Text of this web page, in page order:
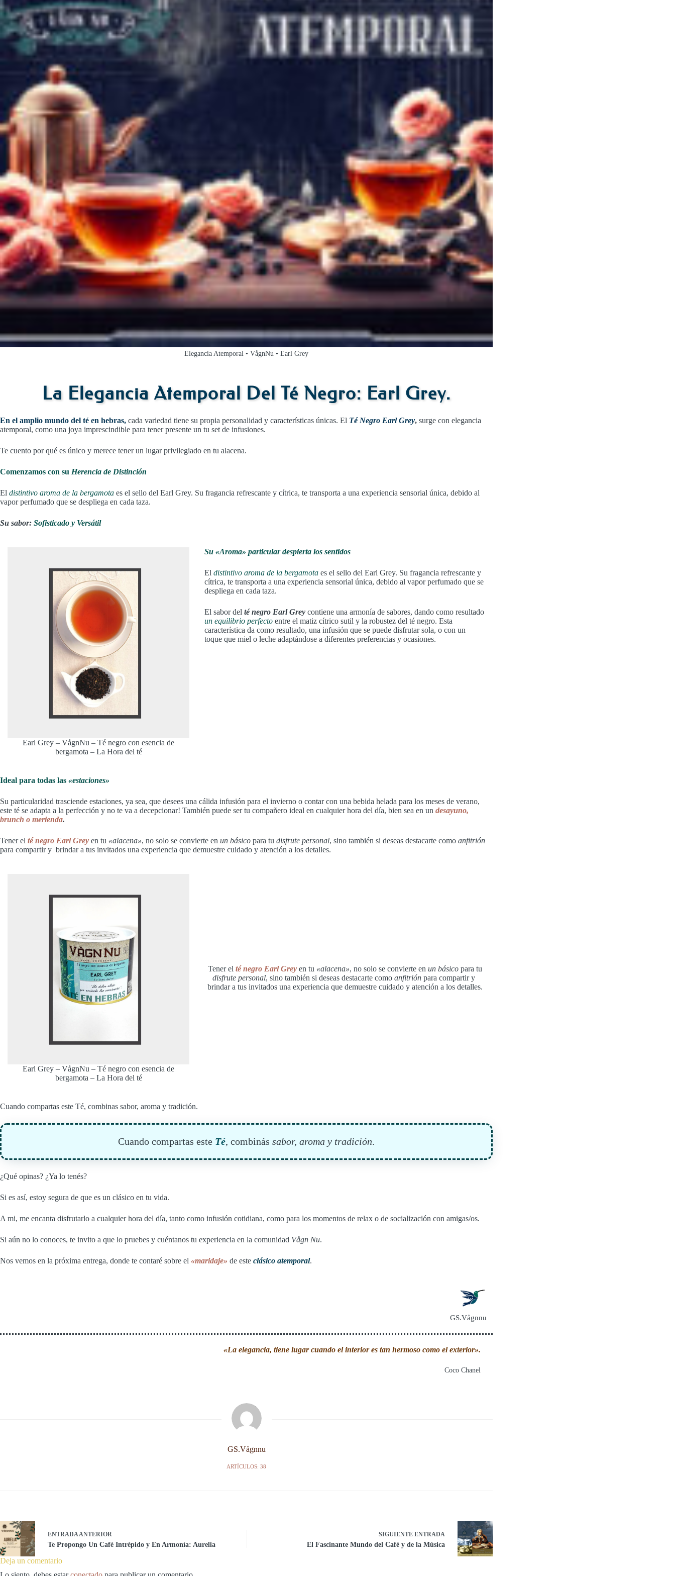
Elegancia Atemporal • VågnNu • Earl Grey
La Elegancia Atemporal Del Té Negro: Earl Grey.
En el amplio mundo del té en hebras, cada variedad tiene su propia personalidad y características únicas. El Té Negro Earl Grey, surge con elegancia
atemporal, como una joya imprescindible para tener presente un tu set de infusiones.
Te cuento por qué es único y merece tener un lugar privilegiado en tu alacena.
Comenzamos con su Herencia de Distinción
El distintivo aroma de la bergamota es el sello del Earl Grey. Su fragancia refrescante y cítrica, te transporta a una experiencia sensorial única, debido al
vapor perfumado que se despliega en cada taza.
Su sabor: Sofisticado y Versátil
Earl Grey – VågnNu – Té negro con esencia de
bergamota – La Hora del té
Su «Aroma» particular despierta los sentidos
Eldistintivo aroma de la bergamota es el sello del Earl Grey. Su fragancia refrescante y
cítrica, te transporta a una experiencia sensorial única, debido al vapor perfumado que se
despliega en cada taza.
El sabor delté negro Earl Grey contiene una armonía de sabores, dando como resultado
un equilibrio perfecto entre el matiz cítrico sutil y la robustez del té negro. Esta
característica da como resultado, una infusión que se puede disfrutar sola, o con un
toque que miel o leche adaptándose a diferentes preferencias y ocasiones.
Ideal para todas las «estaciones»
Su particularidad trasciende estaciones, ya sea, que desees una cálida infusión para el invierno o contar con una bebida helada para los meses de verano,
este té se adapta a la perfección y no te va a decepcionar! También puede ser tu compañero ideal en cualquier hora del día, bien sea en un desayuno,
brunch o merienda.
Tener el té negro Earl Grey en tu «alacena», no solo se convierte en un básico para tu disfrute personal, sino también si deseas destacarte como anfitrión
para compartir y brindar a tus invitados una experiencia que demuestre cuidado y atención a los detalles.
Earl Grey – VågnNu – Té negro con esencia de
bergamota – La Hora del té
Tener el té negro Earl Greyen tu «alacena», no solo se convierte en un básicopara tu
disfrute personal, sino también si deseas destacarte comoanfitrión para compartir y
brindar a tus invitados una experiencia que demuestre cuidado y atención a los detalles.
Cuando compartas este Té, combinas sabor, aroma y tradición.
Cuando compartas este Té, combinássabor, aroma y tradición.
¿Qué opinas? ¿Ya lo tenés?
Si es así, estoy segura de que es un clásico en tu vida.
A mi, me encanta disfrutarlo a cualquier hora del día, tanto como infusión cotidiana, como para los momentos de relax o de socialización con amigas/os.
Si aún no lo conoces, te invito a que lo pruebes y cuéntanos tu experiencia en la comunidad Vågn Nu.
Nos vemos en la próxima entrega, donde te contaré sobre el «maridaje» de este clásico atemporal.
GS.Vågnnu
«La elegancia, tiene lugar cuando el interior es tan hermoso como el exterior».
Coco Chanel
GS.Vågnnu
ARTÍCULOS: 38
ENTRADA ANTERIOR
Te Propongo Un Café Intrépido y En Armonía: Aurelia
SIGUIENTEENTRADA
El Fascinante Mundo del Café y de la Música
Deja un comentario